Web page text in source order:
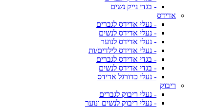
- בגדי נייק נשים
אדידס
- נעלי אדידס לגברים
- נעלי אדידס לנשים
- נעלי אדידס לנוער
- נעלי אדידס לילדים/ות
- בגדי אדידס לגברים
- בגדי אדידס לנשים
- נעלי כדורגל אדידס
ריבוק
- נעלי ריבוק לגברים
- נעלי ריבוק לנשים ונוער